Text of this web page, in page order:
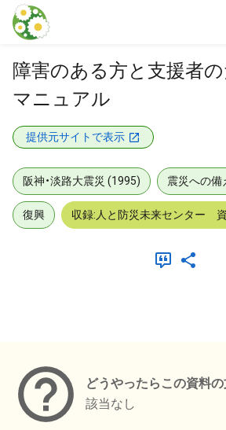
本文に飛ぶ
障害のある方と支援者
マニュアル
提供元サイトで表示
阪神・淡路大震災 (1995) 震災への備
復興 収録:人と防災未来センター
どうやったらこの資料
該当なし